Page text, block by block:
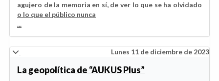
agujero de la memoria en sí, de ver lo que se ha olvidado
o lo que el público nunca
...
Lunes 11 de diciembre de 2023
La geopolítica de “AUKUS Plus”